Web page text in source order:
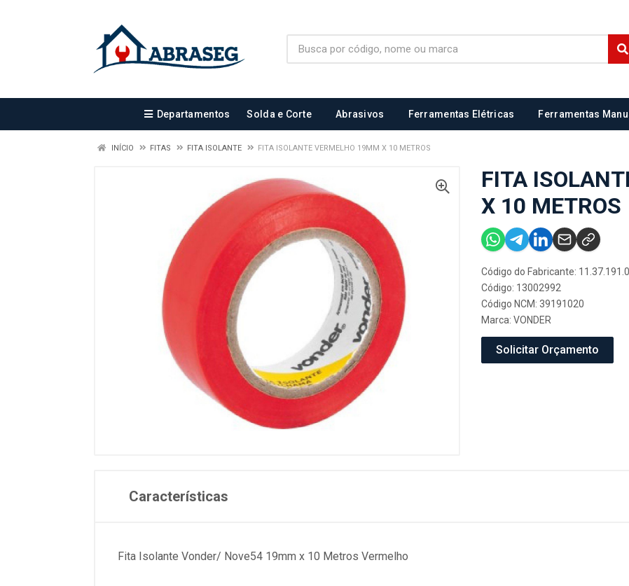
Departamentos Solda e Corte Abrasivos Ferramentas Elétricas Ferramentas
INÍCIO FITAS FITA ISOLANTE FITA ISOLANTE VERMELHO 19MM X 10 METROS
FITA
X 10 METROS
Código do Fabricante:
Código: 13002992
Código NCM: 39191020
Marca: VONDER
Solicitar Orçamento
Características
Fita Isolante Vonder/ Nove54 19mm x 10 Metros Vermelho